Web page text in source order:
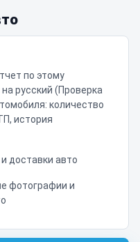
по этому
русский (Проверка
количество
история
доставки авто
фотографии и